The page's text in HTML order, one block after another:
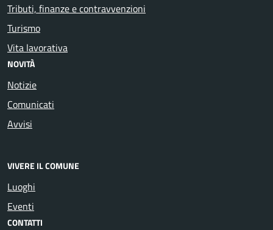
Tributi, finanze e contravvenzioni
Turismo
Vita lavorativa
NOVITÀ
Notizie
Comunicati
Avvisi
VIVERE IL COMUNE
Luoghi
Eventi
CONTATTI